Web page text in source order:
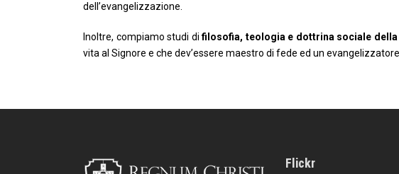
dell’evangelizzazione.
Inoltre, compiamo studi difilosofia, teologia e dottrina sociale della
vita al Signore e che dev’essere maestro di fede ed un
Flickr